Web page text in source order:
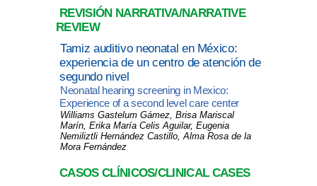
REVISIÓN NARRATIVA/NARRATIVE
REVIEW
Tamiz auditivo neonatal en México:
experiencia de un centro de atención de
segundo nivel
Neonatal hearing screening in Mexico:
Experience of a second level care center
Williams Gastelum Gámez, Brisa Mariscal
Marín, Erika María Celis Aguilar, Eugenia
Nemiliztli Hernández Castillo, Alma Rosa de la
Mora Fernández
CASOS CLÍNICOS/CLINICAL CASES